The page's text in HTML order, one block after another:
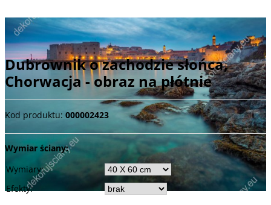
Stare miasto podczas zachodu słońca w Dubrownik, Chorwacja.
Dubrownik o zachodzie słońca,
Chorwacja - obraz na płótnie
Kod produktu: 000002423
Wymiar ściany:
Wymiary:
Efekty: